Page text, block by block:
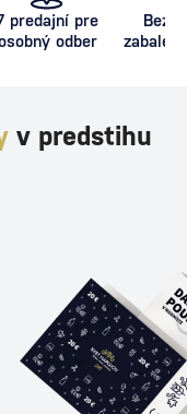
predajní pre
odber
v predstihu